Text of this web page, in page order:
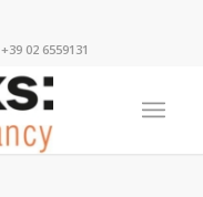
02 6559131